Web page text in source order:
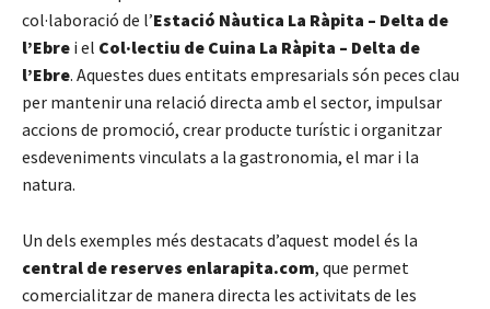
col·laboració de l’Estació Nàutica La Ràpita – Delta de
l’Ebre i el Col·lectiu de Cuina La Ràpita – Delta de
l’Ebre. Aquestes dues entitats empresarials són peces clau
per mantenir una relació directa amb el sector, impulsar
accions de promoció, crear producte turístic i organitzar
esdeveniments vinculats a la gastronomia, el mar i la
natura.
Un dels exemples més destacats d’aquest model és la
central de reserves enlarapita.com, que permet
comercialitzar de manera directa les activitats de les